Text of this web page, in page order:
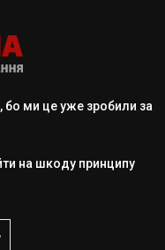
бо ми це уже зробили за
на шкоду принципу